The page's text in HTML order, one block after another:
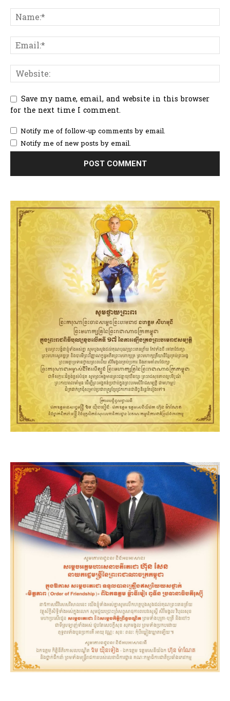
Save my name, email, and website in this browser
for the next time I comment.
Notify me of follow-up comments by email.
Notify me of new posts by email.